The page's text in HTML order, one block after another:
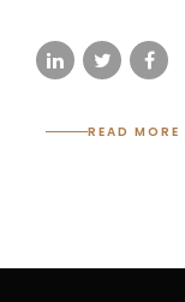
READ MORE